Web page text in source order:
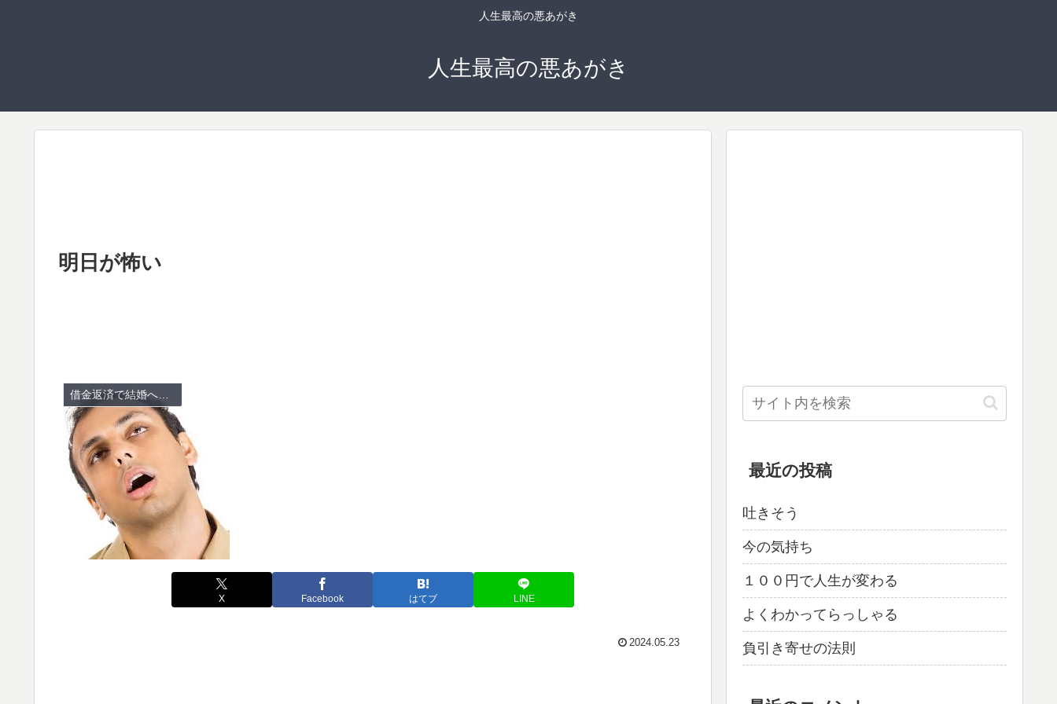
人生最高の悪あがき
人生最高の悪あがき
明日が怖い
借金返済で結婚への道のり
X Facebook はてブ LINE
2024.05.23
最近の投稿
吐きそう
今の気持ち
１００円で人生が変わる
よくわかってらっしゃる
負引き寄せの法則